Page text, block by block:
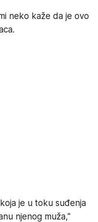
neko kaže da je ovo
je u toku suđenja
njenog muža,"